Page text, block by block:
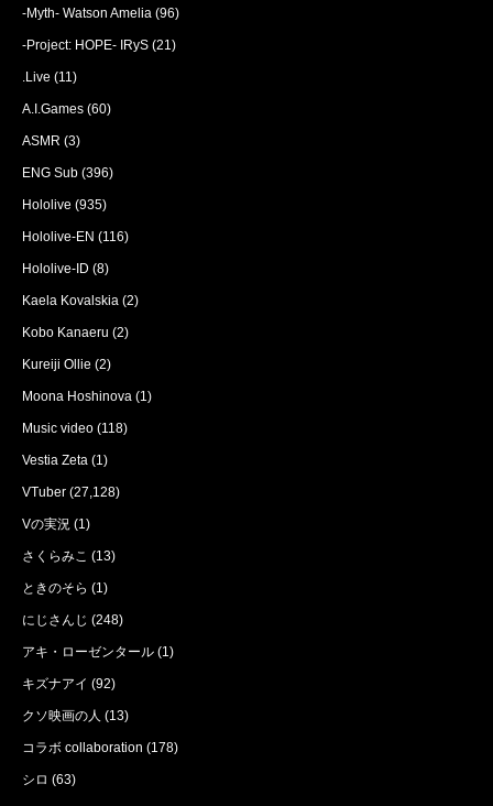
-Myth- Watson Amelia (96)
-Project: HOPE- IRyS (21)
.Live (11)
A.I.Games (60)
ASMR (3)
ENG Sub (396)
Hololive (935)
Hololive-EN (116)
Hololive-ID (8)
Kaela Kovalskia (2)
Kobo Kanaeru (2)
Kureiji Ollie (2)
Moona Hoshinova (1)
Music video (118)
Vestia Zeta (1)
VTuber (27,128)
Vの実況 (1)
さくらみこ (13)
ときのそら (1)
にじさんじ (248)
アキ・ローゼンタール (1)
キズナアイ (92)
クソ映画の人 (13)
コラボ collaboration (178)
シロ (63)